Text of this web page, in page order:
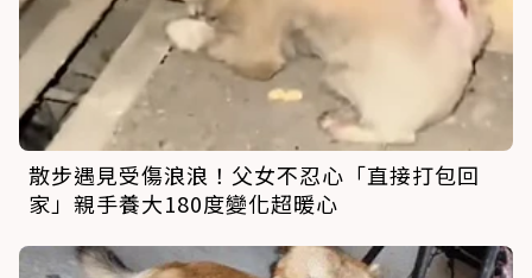
散步遇見受傷浪浪！父女不忍心「直接打包回
家」親手養大180度變化超暖心